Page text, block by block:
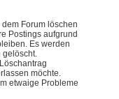
dem Forum löschen
Postings aufgrund
Es werden
gelöscht.
möchte.
etwaige Probleme